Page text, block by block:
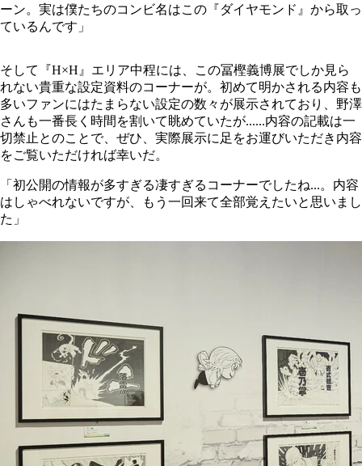
ーン。実は僕たちのコンビ名はこの『ダイヤモンド』から取っ
ているんです」
そして『H×H』エリア中程には、この冨樫義博展でしか見ら
れない貴重な設定資料のコーナーが。初めて明かされる内容も
多いファンにはたまらない設定の数々が展示されており、野澤
さんも一番長く時間を割いて眺めていたが......内容の記載は一
切禁止とのことで、ぜひ、実際展示に足をお運びいただき内容
をご覧いただければ幸いだ。
「初公開の情報が多すぎる凄すぎるコーナーでしたね...。内容
はしゃべれないですが、もう一回来て全部覚えたいと思いまし
た」